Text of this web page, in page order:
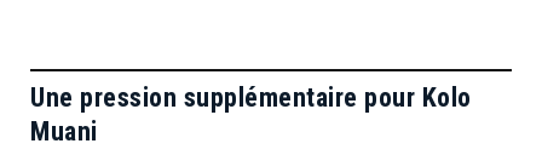
Une pression supplémentaire pour Kolo
Muani